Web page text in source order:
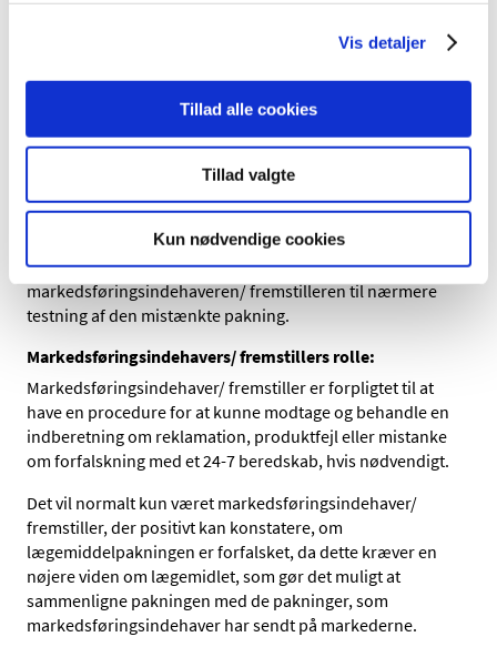
Vis detaljer
Tillad alle cookies
Tillad valgte
Kun nødvendige cookies
Grossisten modtager den mistænkte lægemiddelpakning
retur fra apoteket. Den mistænkte lægemiddelpakning
øvrige salgbare lægemidler.
kan finde en teknisk-/procedurefejl, der kan forklare
alarmen. Grossisten ejer dog kun data fra deres egen
verificering.
Hvis en teknisk-/procedurefejl kan udelukkes sender
grossisten pakningen retur til
markedsføringsindehaveren/ fremstilleren til nærmere
testning af den mistænkte pakning.
Markedsføringsindehavers/ fremstillers rolle:
Markedsføringsindehaver/ fremstiller er forpligtet til at
have en procedure for at kunne modtage og behandle en
indberetning om reklamation, produktfejl eller mistanke
om forfalskning med et 24-7 beredskab, hvis nødvendigt.
Det vil normalt kun været markedsføringsindehaver/
fremstiller, der positivt kan konstatere, om
lægemiddelpakningen er forfalsket, da dette kræver en
nøjere viden om lægemidlet, som gør det muligt at
sammenligne pakningen med de pakninger, som
markedsføringsindehaver har sendt på markederne.